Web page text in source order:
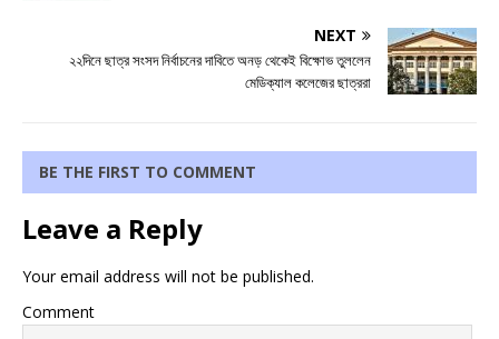
NEXT
২২দিনে ছাত্র সংসদ নির্বাচনের দাবিতে অনড় থেকেই বিক্ষোভ তুললেন
মেডিক্যাল কলেজের ছাত্ররা
BE THE FIRST TO COMMENT
Leave a Reply
Your email address will not be published.
Comment